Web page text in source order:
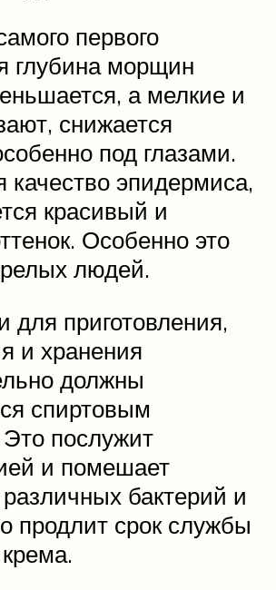
первого
глубина морщин
а мелкие и
снижается
под глазами.
качество эпидермиса,
красивый и
Особенно это
людей.
для приготовления,
и хранения
должны
спиртовым
послужит
и помешает
бактерий и
продлит срок службы